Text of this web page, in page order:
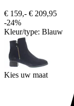
€ 159,- € 209,95
-24%
Kleur/type: Blauw
Kies uw maat